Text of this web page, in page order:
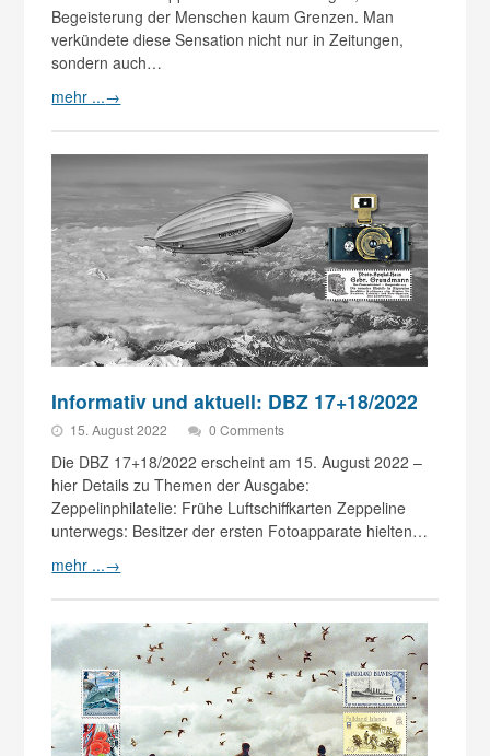
Begeisterung der Menschen kaum Grenzen. Man
verkündete diese Sensation nicht nur in Zeitungen,
sondern auch…
mehr ...→
Informativ und aktuell: DBZ 17+18/2022
15. August 2022 0 Comments
Die DBZ 17+18/2022 erscheint am 15. August 2022 –
hier Details zu Themen der Ausgabe:
Zeppelinphilatelie: Frühe Luftschiffkarten Zeppeline
unterwegs: Besitzer der ersten Fotoapparate hielten…
mehr ...→